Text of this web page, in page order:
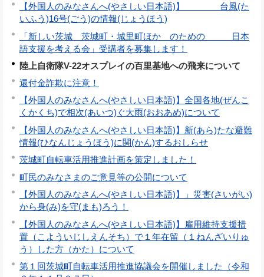
【外国人のみなさんへ(やさしい日本語)】 台風(た
いふう)16号(ごう)の情報(じょうほう)
「新しい茨城 茨城町・城里町ほか のための 日本
語支援を考える会」受講者を募集します！
陸上自衛隊V-22オスプレイの百里基地への飛来について
還付金詐欺に注意！
【外国人のみなさんへ(やさしい日本語)】全国各地(ぜんこ
くかくち)で相次(あいつ)ぐ大雨(おおあめ)について
【外国人のみなさんへ(やさしい日本語)】新(あら)たな避難
情報(ひなんじょうほう)に関(かん)するおしらせ
茨城町自転車活用推進計画を策定しました！
町民のみなさまのご意見等の公開について
【外国人のみなさんへ(やさしい日本語)】」災害(さいがい)
から身(み)を守(まも)ろう！
【外国人のみなさんへ(やさしい日本語)】雇用維持支援措
置（こよういじしえんそち）で１年在留（１ねんざいりゅ
う）した方（かた）について
第１回茨城町自転車活用推進協議会を開催しました（令和